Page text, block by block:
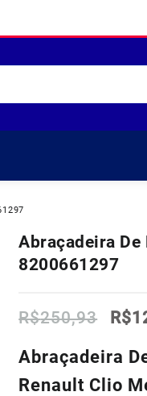
Abraçadeira De
8200661297
R$250,93
O
era:
R$
Abraçadeira
Renault Clio